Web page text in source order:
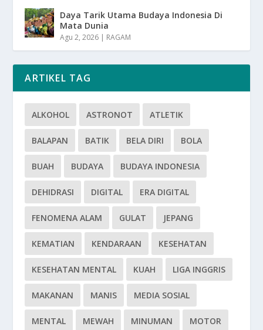
Daya Tarik Utama Budaya Indonesia Di
Mata Dunia
Agu 2, 2026 RAGAM
ARTIKEL TAG
ALKOHOL ASTRONOT ATLETIK
BALAPAN BATIK BELA DIRI BOLA
BUAH BUDAYA BUDAYA INDONESIA
DEHIDRASI DIGITAL ERA DIGITAL
FENOMENA ALAM GULAT JEPANG
KEMATIAN KENDARAAN KESEHATAN
KESEHATAN MENTAL KUAH LIGA INGGRIS
MAKANAN MANIS MEDIA SOSIAL
MENTAL MEWAH MINUMAN MOTOR